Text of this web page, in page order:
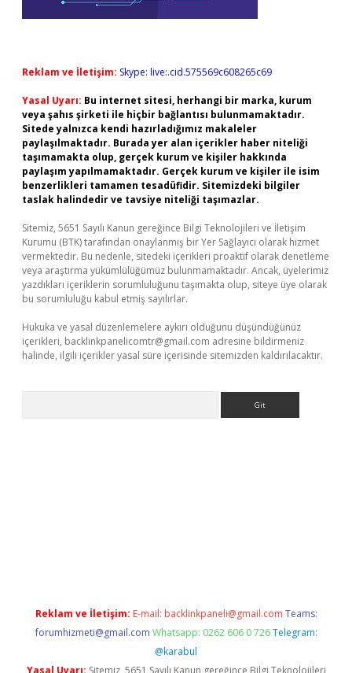
Reklam ve İletişim: Skype: live:.cid.575569c608265c69
Yasal Uyarı: Bu internet sitesi, herhangi bir marka, kurum
veya şahıs şirketi ile hiçbir bağlantısı bulunmamaktadır.
Sitede yalnızca kendi hazırladığımız makaleler
paylaşılmaktadır. Burada yer alan içerikler haber niteliği
taşımamakta olup, gerçek kurum ve kişiler hakkında
paylaşım yapılmamaktadır. Gerçek kurum ve kişiler ile isim
benzerlikleri tamamen tesadüfidir. Sitemizdeki bilgiler
taslak halindedir ve tavsiye niteliği taşımazlar.
Sitemiz, 5651 Sayılı Kanun gereğince Bilgi Teknolojileri ve İletişim
Kurumu (BTK) tarafından onaylanmış bir Yer Sağlayıcı olarak hizmet
vermektedir. Bu nedenle, sitedeki içerikleri proaktif olarak denetleme
veya araştırma yükümlülüğümüz bulunmamaktadır. Ancak, üyelerimiz
yazdıkları içeriklerin sorumluluğunu taşımakta olup, siteye üye olarak
bu sorumluluğu kabul etmiş sayılırlar.
Hukuka ve yasal düzenlemelere aykırı olduğunu düşündüğünüz
içerikleri, backlinkpanelicomtr@gmail.com adresine bildirmeniz
halinde, ilgili içerikler yasal süre içerisinde sitemizden kaldırılacaktır.
Reklam ve İletişim: E-mail: backlinkpaneli@gmail.com Teams:
forumhizmeti@gmail.com Whatsapp: 0262 606 0 726 Telegram:
@karabul
Yasal Uyarı: Sitemiz, 5651 Sayılı Kanun gereğince Bilgi Teknolojileri